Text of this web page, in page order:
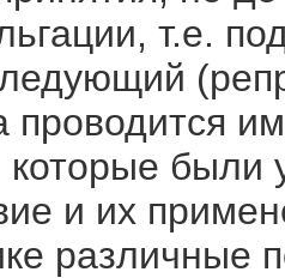
т.е.
проводится
которые были
и их
различные